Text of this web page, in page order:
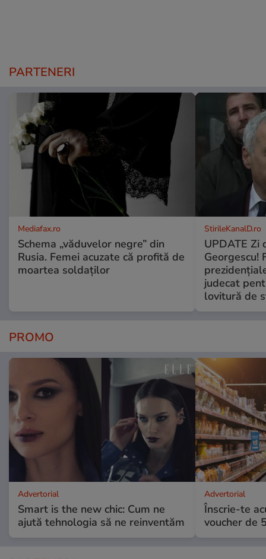
PARTENERI
Mediafax.ro
Schema „văduvelor negre” din
Rusia. Femei acuzate că profită de
moartea soldaților
StirileKanalD.ro
UPDATE Zi
Georgescu!
judecat
lovitură de
PROMO
Advertorial
Smart is the new chic: Cum ne
ajută tehnologia să ne reinventăm
Advertorial
Înscrie-te
voucher de